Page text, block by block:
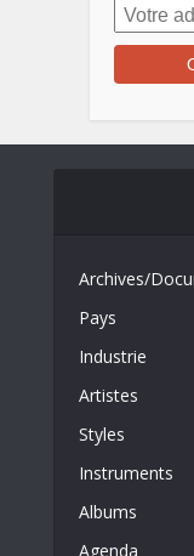
Archives/
Pays
Industrie
Artistes
Styles
Instruments
Albums
Agenda